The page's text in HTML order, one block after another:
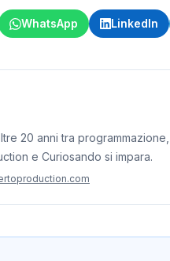
WhatsApp LinkedIn
20 anni tra
e Curiosando si impara.